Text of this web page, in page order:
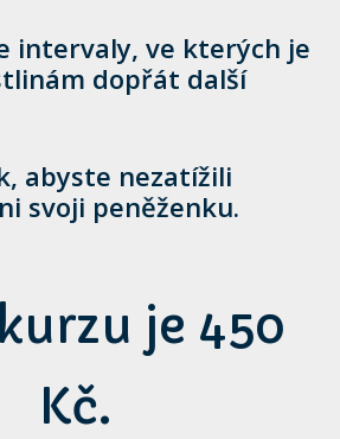
intervaly, ve kterých je
dopřát další
abyste nezatížili
svoji peněženku.
je 450
Kč.